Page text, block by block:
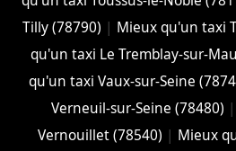
Tilly (78790) | Mieux qu'un taxi
qu'un taxi Le Tremblay-sur-
qu'un taxi Vaux-sur-Seine
Verneuil-sur-Seine (78480) |
Vernouillet (78540) | Mieux